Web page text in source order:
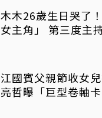
木木26歲生日哭了
女主角」 第三度主
江國賓父親節收女
亮哲曝「巨型卷軸